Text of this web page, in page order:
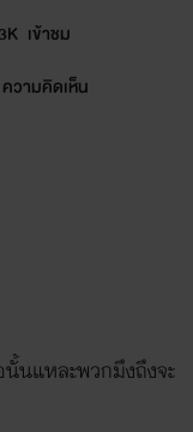
เข้าชม
ความคิดเห็น
นั้นแหละพวกมึงถึงจะ